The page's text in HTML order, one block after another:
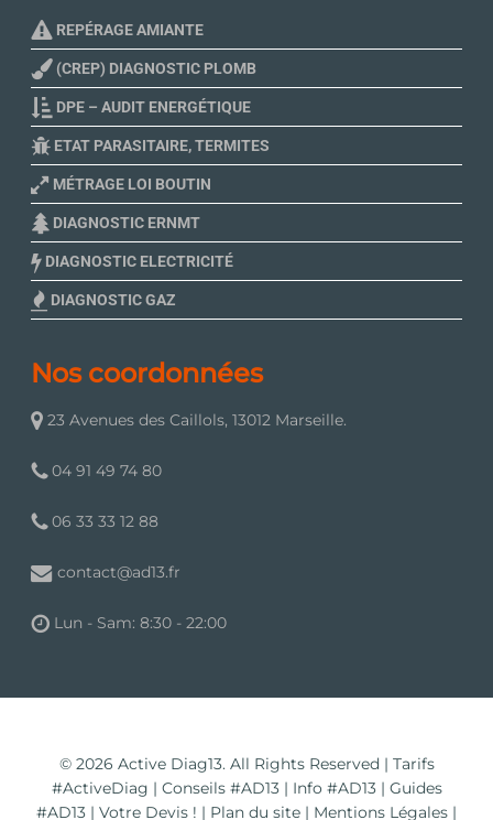
REPÉRAGE AMIANTE
(CREP) DIAGNOSTIC PLOMB
DPE – AUDIT ENERGÉTIQUE
ETAT PARASITAIRE, TERMITES
MÉTRAGE LOI BOUTIN
DIAGNOSTIC ERNMT
DIAGNOSTIC ELECTRICITÉ
DIAGNOSTIC GAZ
Nos coordonnées
23 Avenues des Caillols, 13012 Marseille.
04 91 49 74 80
06 33 33 12 88
contact@ad13.fr
Lun - Sam: 8:30 - 22:00
© 2026 Active Diag13. All Rights Reserved | Tarifs
#ActiveDiag | Conseils #AD13| Info #AD13| Guides
#AD13 | Votre Devis ! | Plan du site | Mentions Légales |